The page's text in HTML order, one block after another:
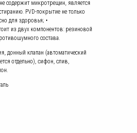
содержит микротрещин, является
PVD-покрытие не только
для здоровья; •
из двух компонентов: резиновой
состава.
донный клапан (автоматический
отдельно), сифон, слив,